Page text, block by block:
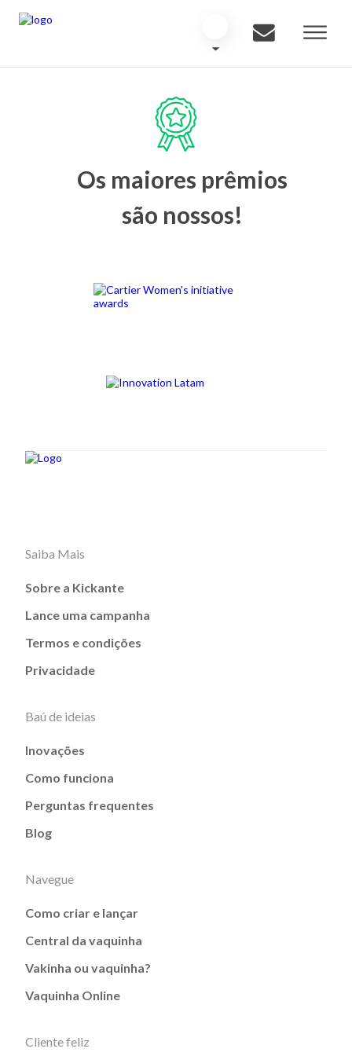
Os maiores prêmios
são nossos!
Saiba Mais
Sobre a Kickante
Lance uma campanha
Termos e condições
Privacidade
Baú de ideias
Inovações
Como funciona
Perguntas frequentes
Blog
Navegue
Como criar e lançar
Central da vaquinha
Vakinha ou vaquinha?
Vaquinha Online
Cliente feliz